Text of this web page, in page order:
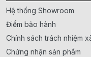
Hệ thống Showroom
Điểm bảo hành
Chính sách trách nhiệm
Chứng nhận sản phẩm